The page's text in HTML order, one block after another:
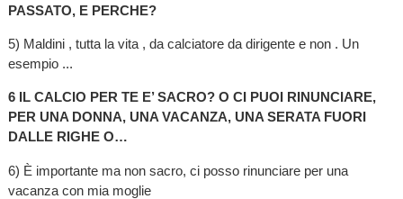
PASSATO, E PERCHE?
5) Maldini , tutta la vita , da calciatore da dirigente e non . Un
esempio ...
6 IL CALCIO PER TE E’ SACRO? O CI PUOI RINUNCIARE,
PER UNA DONNA, UNA VACANZA, UNA SERATA FUORI
DALLE RIGHE O…
6) È importante ma non sacro, ci posso rinunciare per una
vacanza con mia moglie